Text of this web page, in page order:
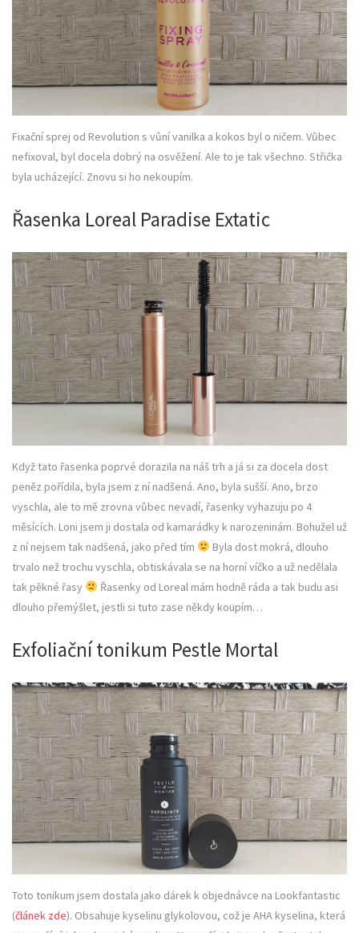
Fixační sprej od Revolution s vůní vanilka a kokos byl o ničem. Vůbec
nefixoval, byl docela dobrý na osvěžení. Ale to je tak všechno. Střička
byla ucházející. Znovu si ho nekoupím.
Řasenka Loreal Paradise Extatic
Když tato řasenka poprvé dorazila na náš trh a já si za docela dost
peněz pořídila, byla jsem z ní nadšená. Ano, byla sušší. Ano, brzo
vyschla, ale to mě zrovna vůbec nevadí, řasenky vyhazuju po 4
měsících. Loni jsem ji dostala od kamarádky k narozeninám. Bohužel už
z ní nejsem tak nadšená, jako před tím
Byla dost mokrá, dlouho
trvalo než trochu vyschla, obtiskávala se na horní víčko a už nedělala
tak pěkné řasy
Řasenky od Loreal mám hodně ráda a tak budu asi
dlouho přemýšlet, jestli si tuto zase někdy koupím…
Exfoliační tonikum Pestle Mortal
Toto tonikum jsem dostala jako dárek k objednávce na Lookfantastic
(článek zde). Obsahuje kyselinu glykolovou, což je AHA kyselina, která